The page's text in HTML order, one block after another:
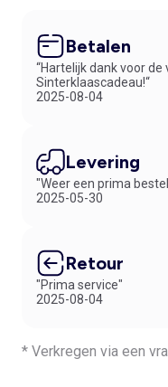
Betalen
“Hartelijk dank voor
Sinterklaascadeau!“
2025-08-04
Levering
"Weer een prima
2025-05-30
Retour
"Prima service"
2025-08-04
* Verkregen via een